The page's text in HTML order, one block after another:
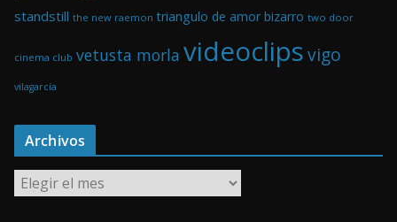
standstill the new raemon triangulo de amor bizarro two door
cinema club vetusta morla videoclipsvigo
vilagarcía
Archivos
r